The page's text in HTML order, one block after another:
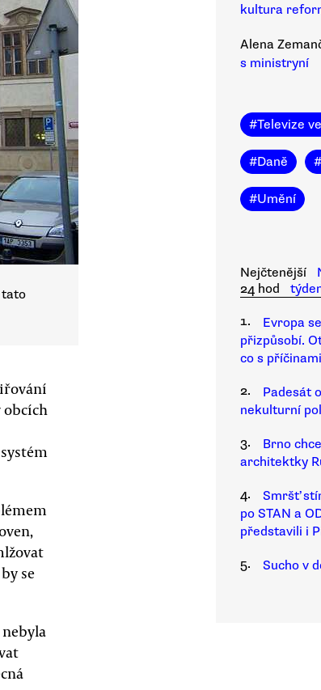
tato
obcích
se
kultura
Alena
s ministryní
#Televize
#Daně #
#Umění
Nejčtenější
24 hod
1.
Evropa
přizpůsobí.
co s příčinami
2.
Padesát
nekulturní
3.
Brno
architektky
4.
Smršť
po STAN a
představili i
5.
Sucho v